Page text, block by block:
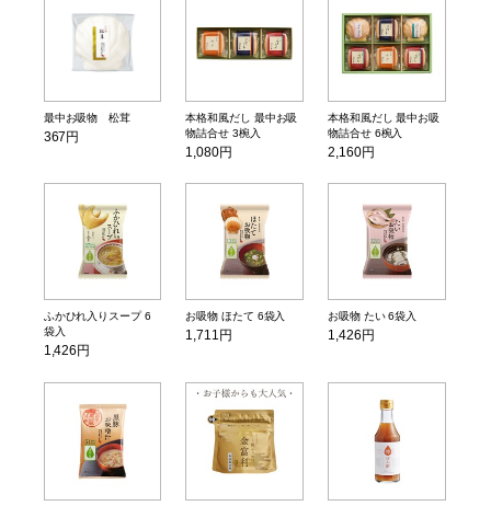
最中お吸物 松茸
367円
本格和風だし 最中お吸
物詰合せ 3椀入
1,080円
本格和風だし 最中お吸
物詰合せ 6椀入
2,160円
ふかひれ入りスープ 6
袋入
1,426円
お吸物 ほたて 6袋入
1,711円
お吸物 たい 6袋入
1,426円